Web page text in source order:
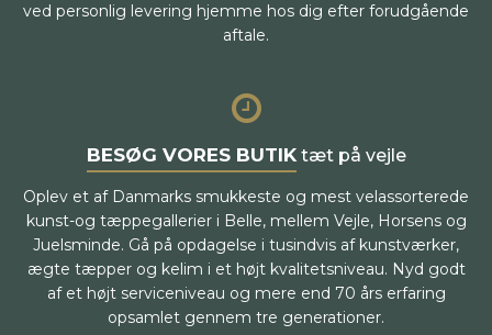
ved personlig levering hjemme hos dig efter forudgående
aftale.
BESØG VORES BUTIKtæt på vejle
Oplev et af Danmarks smukkeste og mest velassorterede
kunst-og tæppegallerier i Belle, mellem Vejle, Horsens og
Juelsminde. Gå på opdagelse i tusindvis af kunstværker,
ægte tæpper og kelim i et højt kvalitetsniveau. Nyd godt
af et højt serviceniveau og mere end 70 års erfaring
opsamlet gennem tre generationer.